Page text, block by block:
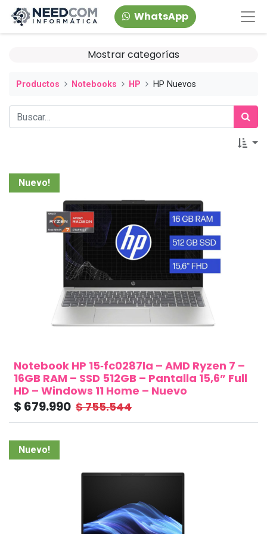
WhatsApp
Mostrar categorías
Productos Notebooks HP HP Nuevos
Notebook HP 15‑fc0287la – AMD Ryzen 7 –
16GB RAM – SSD 512GB – Pantalla 15,6” Full
HD – Windows 11 Home – Nuevo
$ 679.990 $755.544
Nuevo!
Nuevo!